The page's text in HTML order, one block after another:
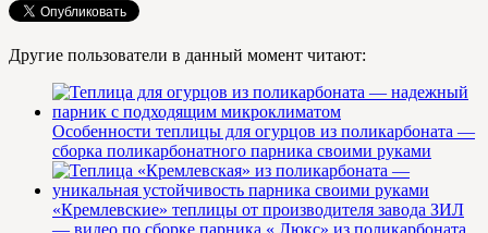
Другие пользователи в данный момент читают:
Особенности теплицы для огурцов из поликарбоната —
сборка поликарбонатного парника своими руками
«Кремлевские» теплицы от производителя завода ЗИЛ
— видео по сборке парника « Люкс» из поликарбоната